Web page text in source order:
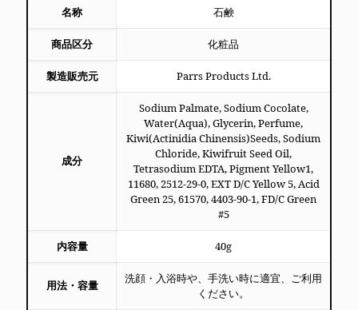
名称 石鹸
商品区分 化粧品
製造販売元 Parrs Products Ltd.
成分
Sodium Palmate, Sodium Cocolate,
Water(Aqua), Glycerin, Perfume,
Kiwi(Actinidia Chinensis)Seeds, Sodium
Chloride, Kiwifruit Seed Oil,
Tetrasodium EDTA, Pigment Yellow1,
11680, 2512-29-0, EXT D/C Yellow 5, Acid
Green 25, 61570, 4403-90-1, FD/C Green
#5
内容量 40g
用法・容量
洗顔・入浴時や、手洗い時に適宜、ご利用
ください。